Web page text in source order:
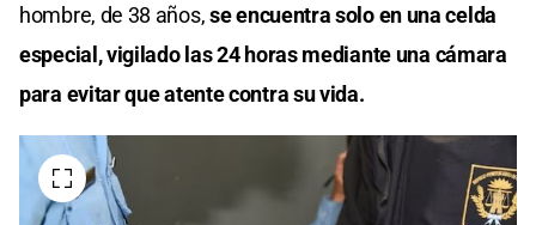
hombre, de 38 años,se encuentra solo en una celda
especial, vigilado las 24 horas mediante una cámara
para evitar que atente contra su vida.